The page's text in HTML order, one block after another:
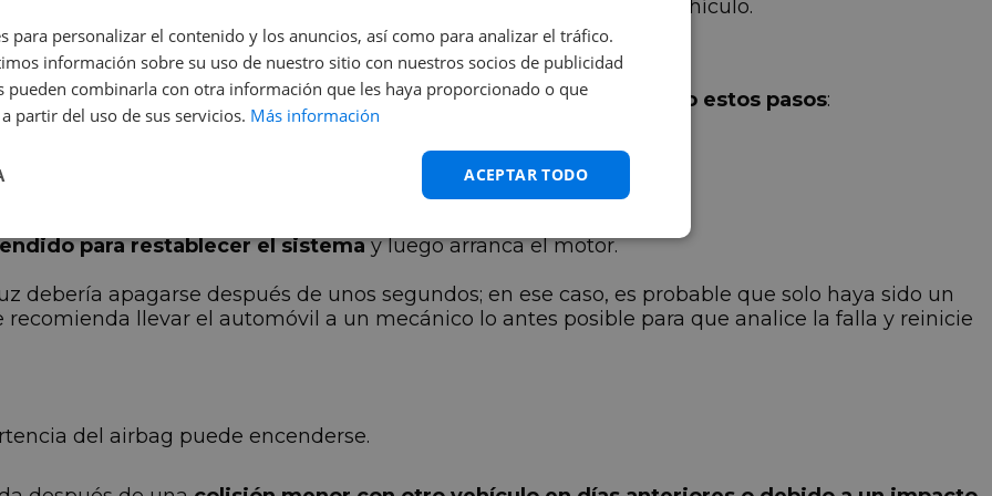
para garantizar la seguridad de las personas dentro del vehículo.
permanece encendido?
por primera vez,se puede intentar resolver el problema siguiendo estos pasos:
y manténla en esa posición durante siete segundos.
y repite el mismo procedimiento tres veces más.
para restablecer el sistemay luego arranca el motor.
apagarse después de unos segundos; en ese caso, es probable que solo haya sido un
llevar el automóvil a un mecánico lo antes posible para que analice la falla y reinicie
del airbag puede encenderse.
para personalizar el contenido y los anuncios, así como para analizar el tráfico.
información sobre su uso de nuestro sitio con nuestros socios de publicidad
pueden combinarla con otra información que les haya proporcionado o que
partir del uso de sus servicios. Más información
ACEPTAR TODO